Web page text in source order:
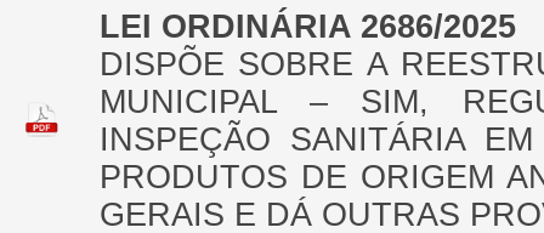
LEI ORDINÁRIA 2686/2025
DISPÕE SOBRE A
MUNICIPAL – SIM,
INSPEÇÃO SANITÁRIA
PRODUTOS DE ORIGEM
GERAIS E DÁ OUTRAS